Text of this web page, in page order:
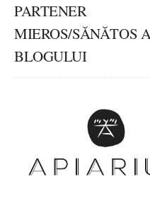
PARTENER
MIEROS/SĂNĂTOS
BLOGULUI